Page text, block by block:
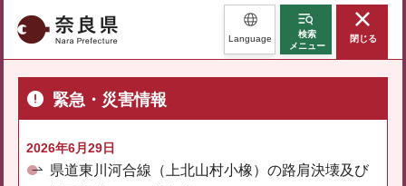
奈良県 Language
検索
メニュー
閉じる
緊急・災害情報
2026年6月29日
県道東川河合線（上北山村小橡）の路肩決壊及び